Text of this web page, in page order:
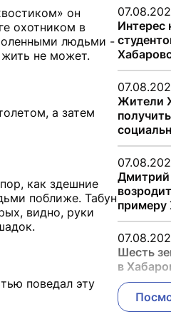
он
охотником в
оленными людьми -
жить не может.
а затем
как здешние
поближе. Табун
видно, руки
поведал эту
Интерес
Жители
примеру
Шесть
в